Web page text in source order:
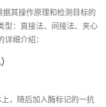
其操作原理和检测目标的
型：直接法、间接法、夹心
细介绍：
，随后加入酶标记的一抗